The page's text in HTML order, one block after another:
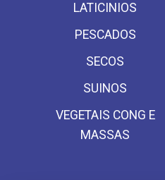
LATICINIOS
PESCADOS
SECOS
SUINOS
VEGETAIS CONG E
MASSAS